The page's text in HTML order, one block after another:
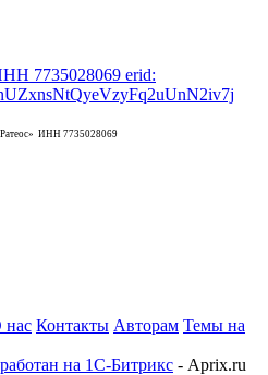
ИНН 7735028069
нас Контакты Авторам Темы на
на 1С-Битрикс - Aprix.ru